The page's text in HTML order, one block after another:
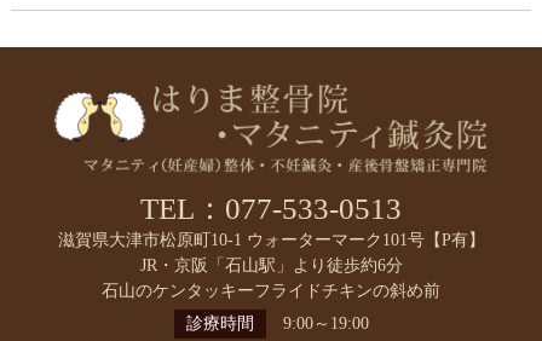
TEL：077-533-0513
滋賀県大津市松原町10-1 ウォーターマーク101号【P有】
JR・京阪「石山駅」より徒歩約6分
石山のケンタッキーフライドチキンの斜め前
診療時間
9:00～19:00